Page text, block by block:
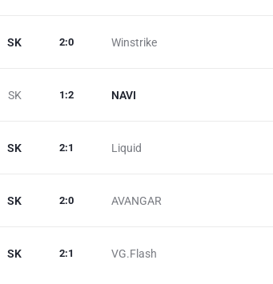
SK Winstrike
2:0
SK NAVI
1 :2
SK Liquid
2:1
SK AVANGAR
2:0
SK VG.Flash
2:1